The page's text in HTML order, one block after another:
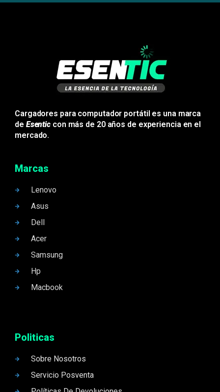
Cargadores para computador portátil es una marca
de Esentic con más de 20 años de experiencia en el
mercado.
Marcas
Lenovo
Asus
Dell
Acer
Samsung
Hp
Macbook
Politicas
Sobre Nosotros
Servicio Posventa